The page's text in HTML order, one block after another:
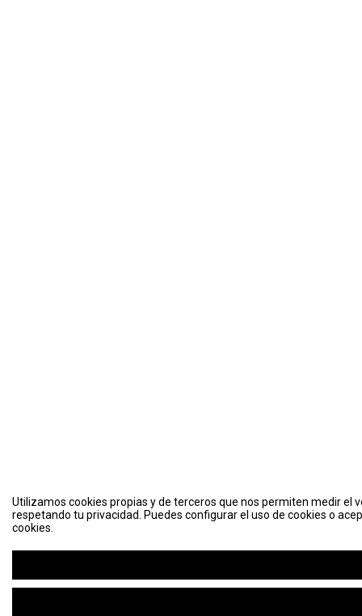
Utilizamos cookies propias y de terceros que nos permiten medir el
respetando tu privacidad. Puedes configurar el uso de cookies o
cookies.